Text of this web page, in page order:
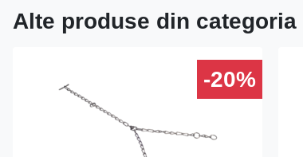
Alte produse din categoria
-20%